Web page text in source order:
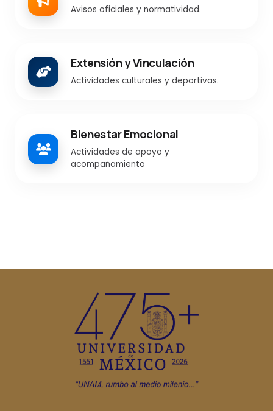
Avisos oficiales y normatividad.
Extensión y Vinculación
Actividades culturales y deportivas.
Bienestar Emocional
Actividades de apoyo y
acompañamiento